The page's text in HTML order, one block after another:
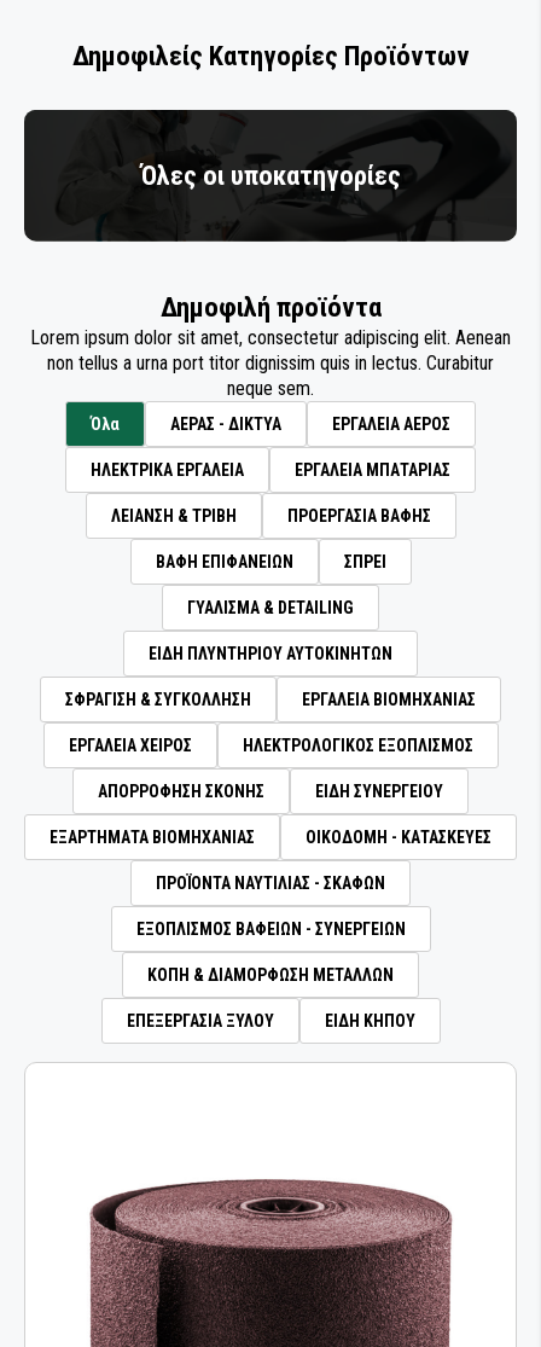
ΜΕΤΑΔΟΣΗ ΡΕΥΜΑΤΟΣ
ΣΥΓΚΟΛΛΗΤΙΚΑ ΚΑΙ ΣΦΡΑΓΙΣΤΙΚΑ
ΣΥΓΚΟΛΛΗΤΙΚΑ ΚΑΙ ΣΦΡΑΓΙΣΤΙΚΑ
ΟΙΚΟΔΟΜΩΝ
ΚΑΘΑΡΙΣΜΟΣ - ΠΡΟΕΡΓΑΣΙΑ
ΣΥΓΚΟΛΛΗΤΙΚΑ ΚΑΙ ΣΦΡΑΓΙΣΤΙΚΑ ΣΚΑΦΩΝ
ΣΥΝΤΗΡΗΣΗ & ΚΑΘΑΡΙΣΜΟΣ ΠΙΣΤΟΛΙΩΝ
ΒΑΦΗΣ
ΦΟΥΡΝΟΣ ΒΑΦΗΣ
ΑΛΟΙΦΑΔΟΡΟΙ ΓΥΑΛΙΣΜΑΤΟΣ
ΑΛΟΙΦΕΣ ΓΥΑΛΙΣΜΑΤΟΣ
ΓΟΥΝΕΣ ΓΥΑΛΙΣΜΑΤΟΣ
ΕΠΙΣΚΕΥΗ ΦΑΝΑΡΙΩΝ
ΣΦΟΥΓΓΑΡΙΑ ΓΥΑΛΙΣΜΑΤΟΣ
ΚΑΘΑΡΙΣΜΟΣ - ΠΡΟΕΡΓΑΣΙΑ
ΕΞΑΡΤΗΜΑΤΑ ΚΑΜΠΙΝΑΣ ΑΥΤΟΚΙΝΗΤΟΥ
ΜΗΧΑΝΗΜΑΤΑ ΛΙΠΑΝΣΗΣ
ΠΙΣΤΟΛΙΑ ΑΕΡΟΣ
ΑΕΡΟΕΡΓΑΛΕΙΑ ΣΥΝΕΡΓΕΙΟΥ
ΡΑΣΠΕΣ ΤΡΙΒΗΣ
ΤΡΙΒΕΙΑ
ΤΡΙΒΕΙΑ ΑΥΞΗΜΕΝΗΣ ΡΟΠΗΣ ΜΕ ΓΡΑΝΑΖΙΑ
ΜΕΤΑΔΟΣΗ ΡΕΥΜΑΤΟΣ
ΔΙΣΚΟΙ ΚΑΘΑΡΙΣΜΟΥ
ΛΕΙΑΝΤΙΚΟΙ ΔΙΣΚΟΙ
ΜΟΝΩΣΗ ΚΑΙ ΜΑΣΚΑΡΙΣΜΑ
ΣΠΡΕΙ ΧΡΩΜΑΤΩΝ
ΔΙΣΚΟΙ ΚΑΘΑΡΙΣΜΟΥ
ΕΙΔΗ ΣΥΝΕΡΓΕΙΟΥ
ΟΙΚΟΔΟΜΗ - ΚΑΤΑΣΚΕΥΕΣ
ΕΞΟΠΛΙΣΜΟΣ ΒΑΦΕΙΩΝ - ΣΥΝΕΡΓΕΙΩΝ
ΚΟΠΗ & ΔΙΑΜΟΡΦΩΣΗ ΜΕΤΑΛΛΩΝ
ΕΠΕΞΕΡΓΑΣΙΑ ΞΥΛΟΥ
ΕΙΔΗ ΚΗΠΟΥ
Δημοφιλείς Κατηγορίες Προϊόντων
Όλες οι υποκατηγορίες
Δημοφιλή προϊόντα
Lorem ipsum dolor sit amet, consectetur adipiscing elit. Aenean
non tellus a urna port titor dignissim quis in lectus. Curabitur
neque sem.
Όλα ΑΕΡΑΣ - ΔΙΚΤΥΑ ΕΡΓΑΛΕΙΑ ΑΕΡΟΣ
ΗΛΕΚΤΡΙΚΑ ΕΡΓΑΛΕΙΑ ΕΡΓΑΛΕΙΑ ΜΠΑΤΑΡΙΑΣ
ΛΕΙΑΝΣΗ & ΤΡΙΒΗ ΠΡΟΕΡΓΑΣΙΑ ΒΑΦΗΣ
ΒΑΦΗ ΕΠΙΦΑΝΕΙΩΝ ΣΠΡΕΙ
ΓΥΑΛΙΣΜΑ & DETAILING
ΕΙΔΗ ΠΛΥΝΤΗΡΙΟΥ ΑΥΤΟΚΙΝΗΤΩΝ
ΣΦΡΑΓΙΣΗ & ΣΥΓΚΟΛΛΗΣΗ ΕΡΓΑΛΕΙΑ ΒΙΟΜΗΧΑΝΙΑΣ
ΕΡΓΑΛΕΙΑ ΧΕΙΡΟΣ ΗΛΕΚΤΡΟΛΟΓΙΚΟΣ ΕΞΟΠΛΙΣΜΟΣ
ΑΠΟΡΡΟΦΗΣΗ ΣΚΟΝΗΣ ΕΙΔΗ ΣΥΝΕΡΓΕΙΟΥ
ΕΞΑΡΤΗΜΑΤΑ ΒΙΟΜΗΧΑΝΙΑΣ ΟΙΚΟΔΟΜΗ - ΚΑΤΑΣΚΕΥΕΣ
ΠΡΟΪΟΝΤΑ ΝΑΥΤΙΛΙΑΣ - ΣΚΑΦΩΝ
ΕΞΟΠΛΙΣΜΟΣ ΒΑΦΕΙΩΝ - ΣΥΝΕΡΓΕΙΩΝ
ΚΟΠΗ & ΔΙΑΜΟΡΦΩΣΗ ΜΕΤΑΛΛΩΝ
ΕΠΕΞΕΡΓΑΣΙΑ ΞΥΛΟΥ ΕΙΔΗ ΚΗΠΟΥ